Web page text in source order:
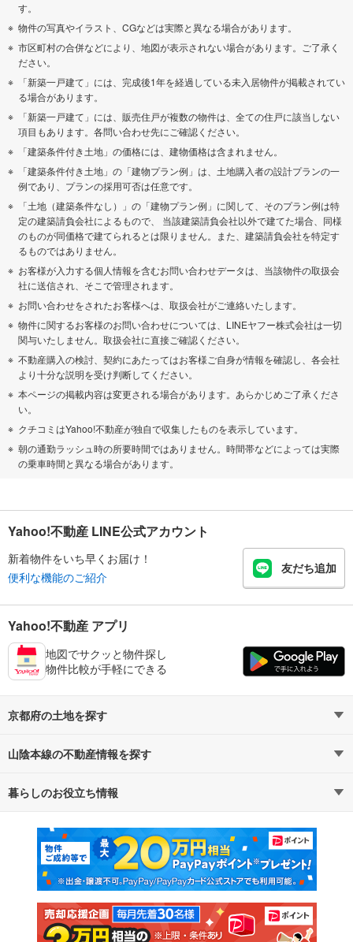
す。
物件の写真やイラスト、CGなどは実際と異なる場合があります。
市区町村の合併などにより、地図が表示されない場合があります。ご了承く
ださい。
「新築一戸建て」には、完成後1年を経過している未入居物件が掲載されてい
る場合があります。
「新築一戸建て」には、販売住戸が複数の物件は、全ての住戸に該当しない
項目もあります。各問い合わせ先にご確認ください。
「建築条件付き土地」の価格には、建物価格は含まれません。
「建築条件付き土地」の「建物プラン例」は、土地購入者の設計プランの一
例であり、プランの採用可否は任意です。
「土地（建築条件なし）」の「建物プラン例」に関して、そのプラン例は特
定の建築請負会社によるもので、 当該建築請負会社以外で建てた場合、同様
のものが同価格で建てられるとは限りません。また、建築請負会社を特定す
るものではありません。
お客様が入力する個人情報を含むお問い合わせデータは、当該物件の取扱会
社に送信され、そこで管理されます。
お問い合わせをされたお客様へは、取扱会社がご連絡いたします。
物件に関するお客様のお問い合わせについては、LINEヤフー株式会社は一切
関与いたしません。取扱会社に直接ご確認ください。
不動産購入の検討、契約にあたってはお客様ご自身が情報を確認し、各会社
より十分な説明を受け判断してください。
本ページの掲載内容は変更される場合があります。あらかじめご了承くださ
い。
クチコミはYahoo!不動産が独自で収集したものを表示しています。
朝の通勤ラッシュ時の所要時間ではありません。時間帯などによっては実際
の乗車時間と異なる場合があります。
Yahoo!不動産 LINE公式アカウント
新着物件をいち早くお届け！
便利な機能のご紹介
友だち追加
Yahoo!不動産 アプリ
地図でサクッと物件探し
物件比較が手軽にできる
京都府の土地を探す
路線・駅から探す
通勤・通学時間から探す
山陰本線の不動産情報を探す
不動産・住宅
新築マンション 中古マンション
新築一戸建て 中古一戸建て
注文住宅 土地
暮らしのお役立ち情報
マンションカタログ 教えて！住まいの先生